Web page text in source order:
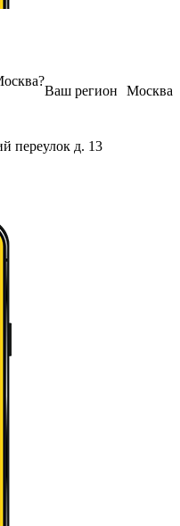
Москва
Ваш регион
?
переулок д. 13